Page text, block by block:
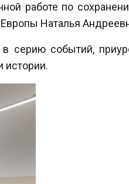
работе по
Наталья
серию событий,
истории.